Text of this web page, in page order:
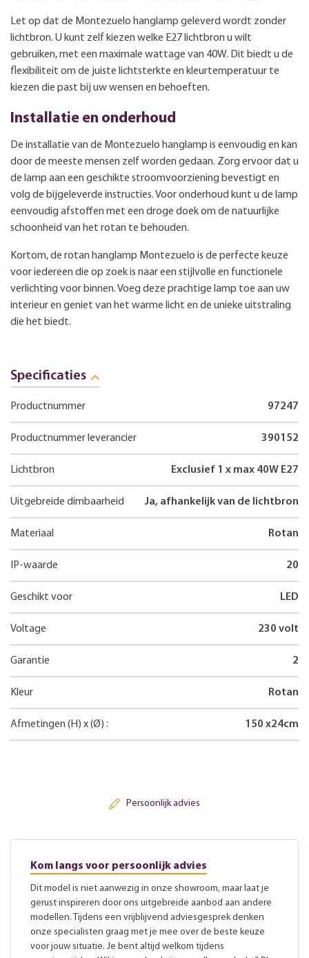
Let op dat de Montezuelo hanglamp geleverd wordt zonder
lichtbron. U kunt zelf kiezen welke E27 lichtbron u wilt
gebruiken, met een maximale wattage van 40W. Dit biedt u de
flexibiliteit om de juiste lichtsterkte en kleurtemperatuur te
kiezen die past bij uw wensen en behoeften.
Installatie en onderhoud
De installatie van de Montezuelo hanglamp is eenvoudig en kan
door de meeste mensen zelf worden gedaan. Zorg ervoor dat u
de lamp aan een geschikte stroomvoorziening bevestigt en
volg de bijgeleverde instructies. Voor onderhoud kunt u de lamp
eenvoudig afstoffen met een droge doek om de natuurlijke
schoonheid van het rotan te behouden.
Kortom, de rotan hanglamp Montezuelo is de perfecte keuze
voor iedereen die op zoek is naar een stijlvolle en functionele
verlichting voor binnen. Voeg deze prachtige lamp toe aan uw
interieur en geniet van het warme licht en de unieke uitstraling
die het biedt.
Specificaties
Productnummer 97247
Productnummer leverancier 390152
Lichtbron Exclusief 1 x max 40W E27
Uitgebreide dimbaarheid Ja, afhankelijk van de lichtbron
Materiaal Rotan
IP-waarde 20
Geschikt voor LED
Voltage 230 volt
Garantie 2
Kleur Rotan
Afmetingen (H) x(Ø) : 150 x24cm
Persoonlijk advies
Kom langs voor persoonlijk advies
Dit model is niet aanwezig in onze showroom, maar laat je
gerust inspireren door ons uitgebreide aanbod aan andere
modellen. Tijdens een vrijblijvend adviesgesprek denken
onze specialisten graag met je mee over de beste keuze
voor jouw situatie. Je bent altijd welkom tijdens